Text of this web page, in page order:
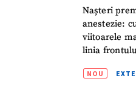
Nașteri
anestezie:
viitoarele
linia
NOU
Am citit și sunt de acord cupolitica de
TRIMITE ȘTIREA